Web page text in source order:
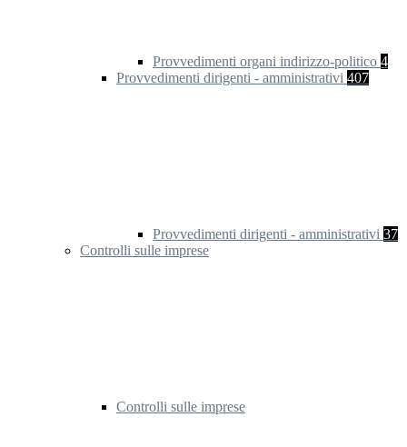
Provvedimenti organi indirizzo-politico 4
Provvedimenti dirigenti - amministrativi 407
Provvedimenti dirigenti - amministrativi 37
Controlli sulle imprese
Controlli sulle imprese